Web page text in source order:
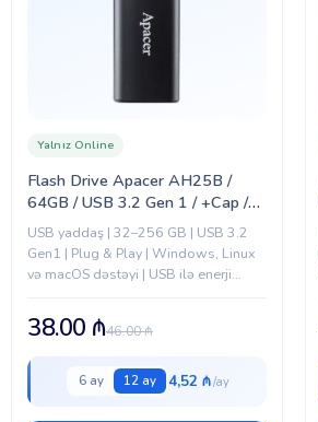
Flash Drive Apacer AH25B /
64GB / USB 3.2 Gen 1 / +Cap /
Black (AP64GAH25BB-1)
Yalnız Online
USB yaddaş | 32–256 GB | USB 3.2
Gen1 | Plug & Play | Windows, Linux
və macOS dəstəyi | USB ilə enerji
46.00₼
38.00 ₼
6 ay 12 ay 4,52 ₼